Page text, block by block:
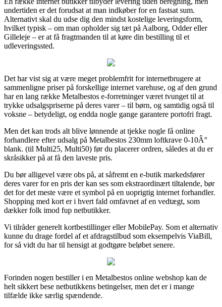
undertiden er det forudsat at man indkøber for en fastsat sum.
Alternativt skal du udse dig den mindst kostelige leveringsform,
hvilket typisk – om man opholder sig tæt på Aalborg, Odder eller
Gilleleje – er at få fragtmanden til at køre din bestilling til et
udleveringssted.
Det har vist sig at være meget problemfrit for internetbrugere at
sammenligne priser på forskellige internet varehuse, og af den grund
har en lang række Metalbestos e-forretninger været tvunget til at
trykke udsalgspriserne på deres varer – til børn, og samtidig også til
voksne – betydeligt, og endda nogle gange garantere portofri fragt.
Men det kan trods alt blive lønnende at tjekke nogle få online
forhandlere efter udsalg på Metalbestos 230mm loftkrave 0-10Â°
blank. (til Multi25, Multi50) før du placerer ordren, således at du er
skråsikker på at få den laveste pris.
Du bør alligevel være obs på, at såfremt en e-butik markedsfører
deres varer for en pris der kan ses som ekstraordinært tiltalende, bør
det for det meste være et symbol på en uoprigtig internet forhandler.
Shopping med kort er i hvert fald omfavnet af en vedtægt, som
dækker folk imod fup netbutikker.
Vi tilråder generelt kortbestillinger eller MobilePay. Som et alternativ
kunne du drage fordel af et afdragstilbud som eksempelvis ViaBill,
for så vidt du har til hensigt at godtgøre beløbet senere.
Forinden nogen bestiller i en Metalbestos online webshop kan de
helt sikkert bese netbutikkens betingelser, men det er i mange
tilfælde ikke særlig spændende.